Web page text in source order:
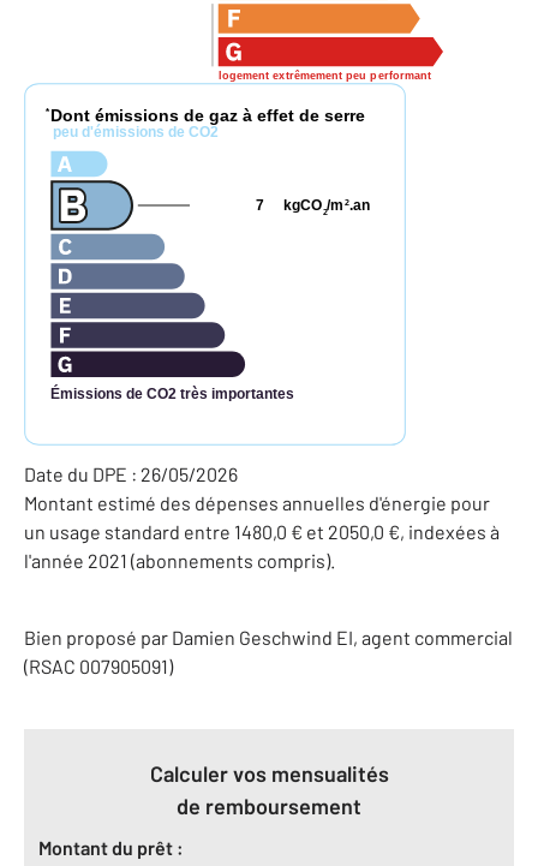
logement extrêmement peu performant
* Dont émissions de gaz à effet de serre
peu d'émissions de CO2
Émissions de CO2 très importantes
kgCO2/m 2.an
7
Date du DPE : 26/05/2026
Montant estimé des dépenses annuelles d'énergie pour
un usage standard entre 1480,0 € et 2050,0 €, indexées à
l'année 2021 (abonnements compris).
Bien proposé par Damien Geschwind EI, agent commercial
(RSAC 007905091)
Calculer vos mensualités
de remboursement
Montant du prêt :